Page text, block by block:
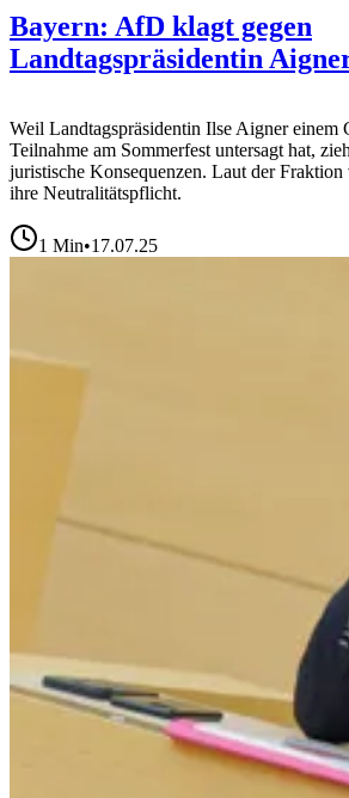
Bayern: AfD klagt gegen
Landtagspräsidentin
Weil Landtagspräsidentin Ilse Aigner einem
Teilnahme am Sommerfest untersagt hat,
juristische Konsequenzen. Laut der
ihre Neutralitätspflicht.
1 Min•17.07.25